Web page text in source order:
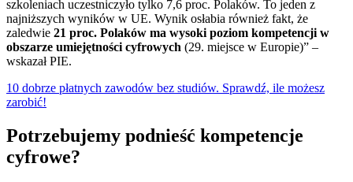
szkoleniach uczestniczyło tylko 7,6 proc. Polaków. To jeden z
najniższych wyników w UE. Wynik osłabia również fakt, że
zaledwie 21 proc. Polaków ma wysoki poziom kompetencji w
obszarze umiejętności cyfrowych (29. miejsce w Europie)” –
wskazał PIE.
10 dobrze płatnych zawodów bez studiów. Sprawdź, ile możesz
zarobić!
Potrzebujemy podnieść kompetencje
cyfrowe?